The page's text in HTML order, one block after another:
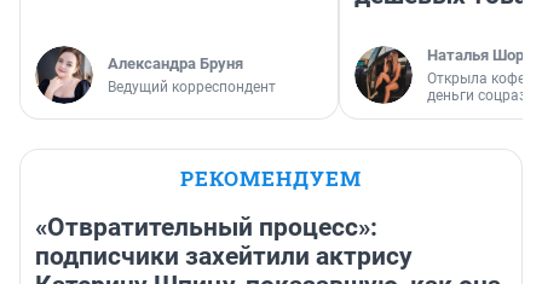
Александра Бруня
Ведущий корреспондент
Наталья
Открыла
деньги
РЕКОМЕНДУЕМ
«Отвратительный процесс»:
подписчики захейтили актрису